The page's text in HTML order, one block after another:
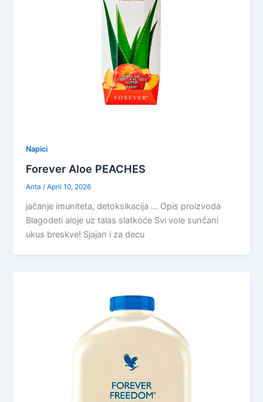
Napici
Forever Aloe PEACHES
Anta/April 10, 2026
jačanje imuniteta, detoksikacija … Opis proizvoda
Blagodeti aloje uz talas slatkoće Svi vole sunčani
ukus breskve! Sjajan i za decu